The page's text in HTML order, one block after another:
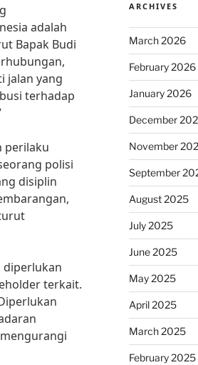
adalah
Bapak Budi
jalan yang
terhadap
perilaku
polisi
disiplin
diperlukan
terkait.
ARCHIVES
March 2026
February 2026
January 2026
December
November
September
August 2025
July 2025
June 2025
May 2025
April 2025
March 2025
February 2025